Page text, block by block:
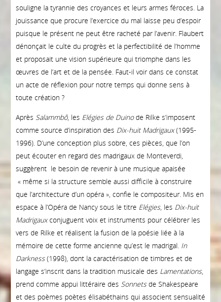
souligne la tyrannie des croyances et leurs armes féroces. La
jouissance que procure l’exercice du mal laisse peu d’espoir
puisque le présent ne peut être racheté par l’avenir. Flaubert
dénonçait le culte du progrès et la perfectibilité de l’homme
et proposait une vision supérieure qui triomphe dans les
œuvres de l’art et de la pensée. Faut-il voir dans ce constat
un acte de réflexion pour notre temps qui donne sens à
toute création ?
Après Salammbô, les Elégies de Duinode Rilke s’imposent
comme source d’inspiration des Dix-huit Madrigaux(1995-
1996). D’une conception plus sobre, ces pièces, que l’on
peut écouter en regard des madrigaux de Monteverdi,
suggèrent le besoin de revenir à une musique apaisée
« même si la structure semble aussi difficile à construire
que l’architecture d’un opéra », confie le compositeur. Mis en
espace à l’Opéra de Nancy sous le titre Elégies, les Dix-huit
Madrigauxconjuguent voix et instruments pour célébrer les
vers de Rilke et réalisent la fusion de la poésie liée à la
mémoire de cette forme ancienne qu’est le madrigal. In
Darkness(1998), dont la caractérisation de timbres et de
langage s’inscrit dans la tradition musicale des Lamentations,
prend comme appui littéraire des Sonnetsde Shakespeare
et des poèmes poètes élisabéthains qui associent sensualité